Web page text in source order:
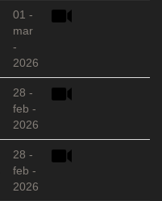
01 -
mar
-
2026
28 -
feb -
2026
28 -
feb -
2026